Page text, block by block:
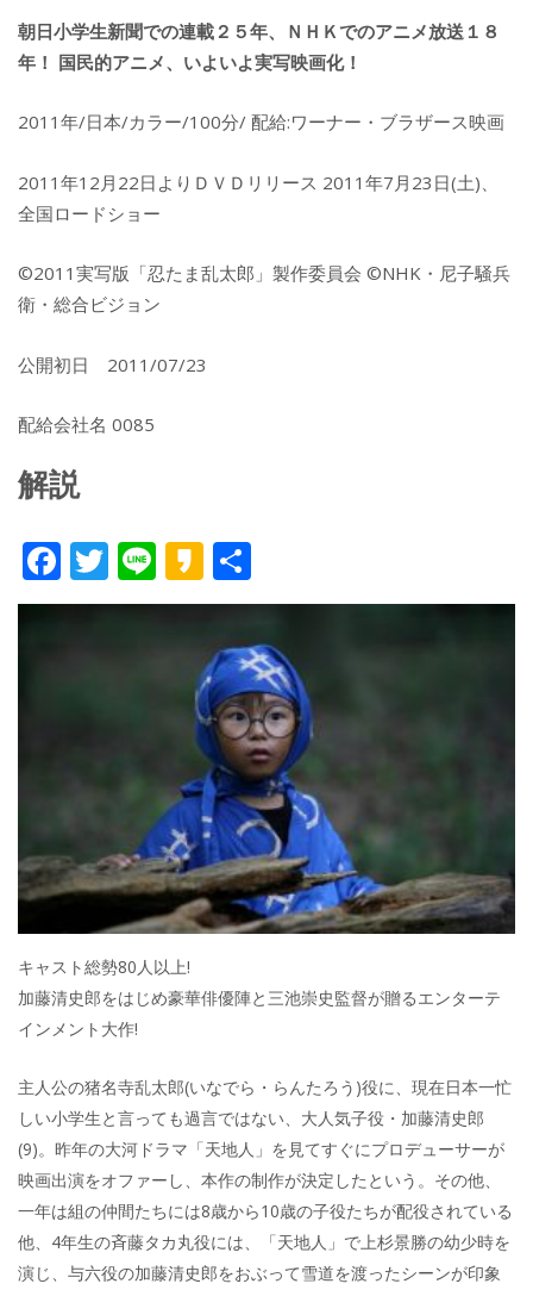
朝日小学生新聞での連載２５年、ＮＨＫでのアニメ放送１８
年！ 国民的アニメ、いよいよ実写映画化！
2011年/日本/カラー/100分/ 配給:ワーナー・ブラザース映画
2011年12月22日よりＤＶＤリリース 2011年7月23日(土)、
全国ロードショー
©2011実写版「忍たま乱太郎」製作委員会 ©NHK・尼子騒兵
衛・総合ビジョン
公開初日 2011/07/23
配給会社名 0085
解説
F
ac
k
T
w
Li
n
e
K
a
k
a
o
有
キャスト総勢80人以上!
加藤清史郎をはじめ豪華俳優陣と三池崇史監督が贈るエンターテ
インメント大作!
主人公の猪名寺乱太郎(いなでら・らんたろう)役に、現在日本一忙
しい小学生と言っても過言ではない、大人気子役・加藤清史郎
(9)。昨年の大河ドラマ「天地人」を見てすぐにプロデューサーが
映画出演をオファーし、本作の制作が決定したという。その他、
一年は組の仲間たちには8歳から10歳の子役たちが配役されている
他、4年生の斉藤タカ丸役には、「天地人」で上杉景勝の幼少時を
演じ、与六役の加藤清史郎をおぶって雪道を渡ったシーンが印象